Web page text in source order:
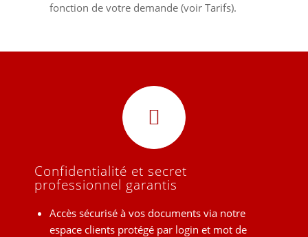
fonction de votre demande (voir Tarifs).
Confidentialité et secret
professionnel garantis
Accès sécurisé à vos documents via notre
espace clients protégé par login et mot de